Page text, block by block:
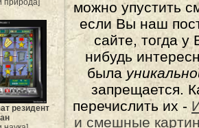
природа]
резидент
можно упустить
если Вы наш
сайте, тогда у
нибудь
была
запрещается.
перечислить их -
и смешные